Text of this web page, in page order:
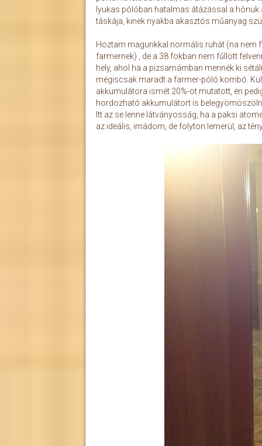
lyukas pólóban hatalmas átázással a
táskája, kinek nyakba akasztós műanyag
Hoztam magunkkal normális ruhát (na nem
farmernek) , de a 38 fokban nem fűllött
hely, ahol ha a pizsamámban mennék ki
mégiscsak maradt a farmer-póló kombó.
akkumulátora ismét 20%-ot mutatott, én
hordozható akkumulátort is
Itt az se lenne látványosság, ha a paksi
az ideális, imádom, de folyton lemerül, az